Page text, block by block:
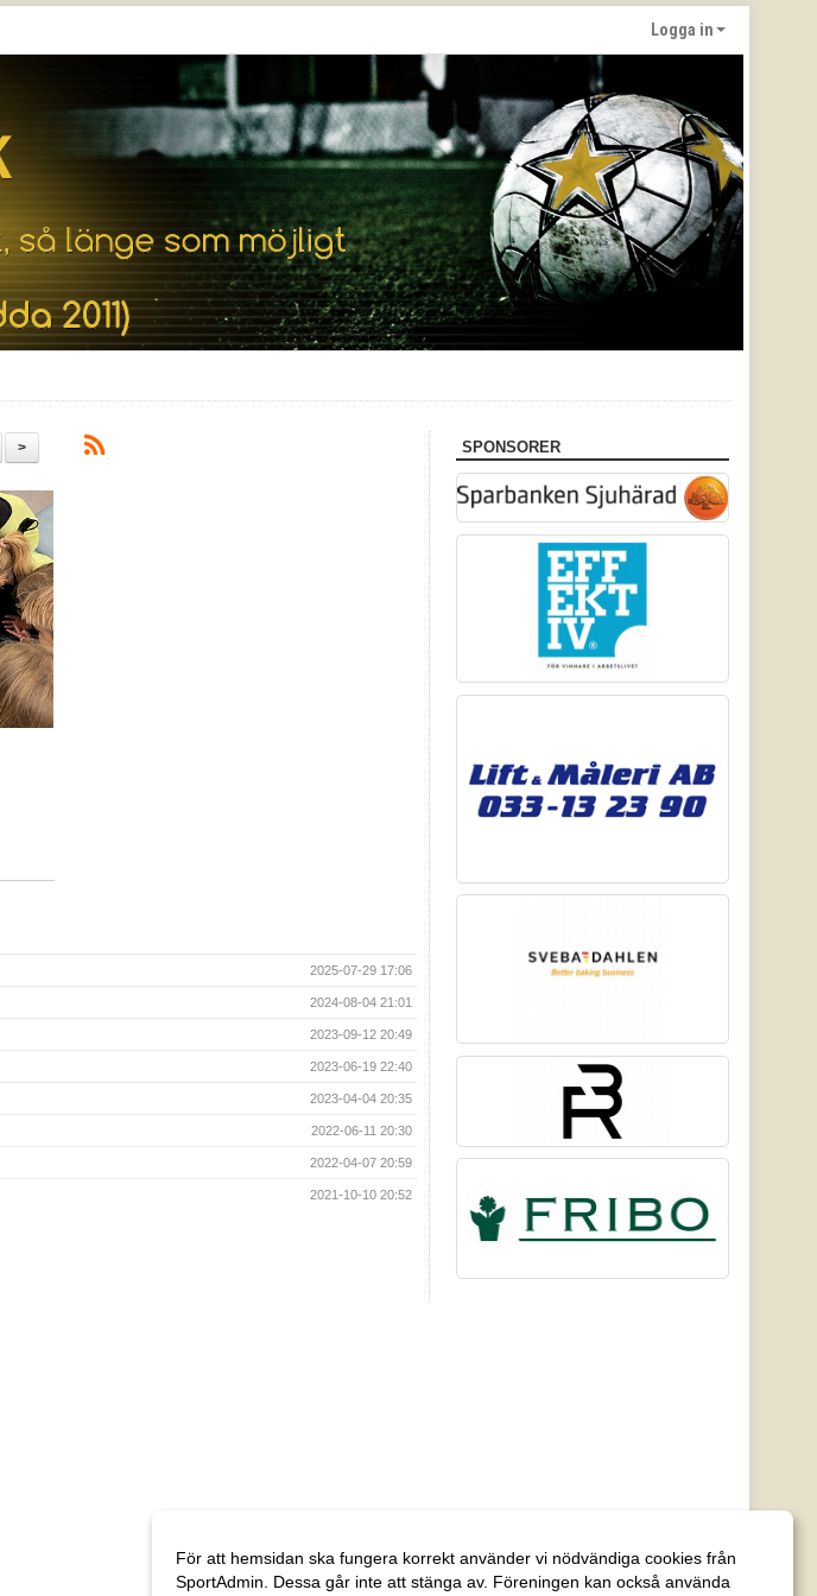
Logga in
>
2025-07-29 17:06
2024-08-04 21:01
2023-09-12 20:49
2023-06-19 22:40
2023-04-04 20:35
2022-06-11 20:30
2022-04-07 20:59
2021-10-10 20:52
SPONSORER
För att hemsidan ska fungera korrekt använder vi nödvändiga cookies från
SportAdmin. Dessa går inte att stänga av. Föreningen kan också använda